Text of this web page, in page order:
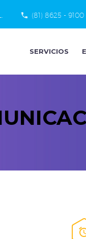
(81) 8625 - 9100
SERVICIOS